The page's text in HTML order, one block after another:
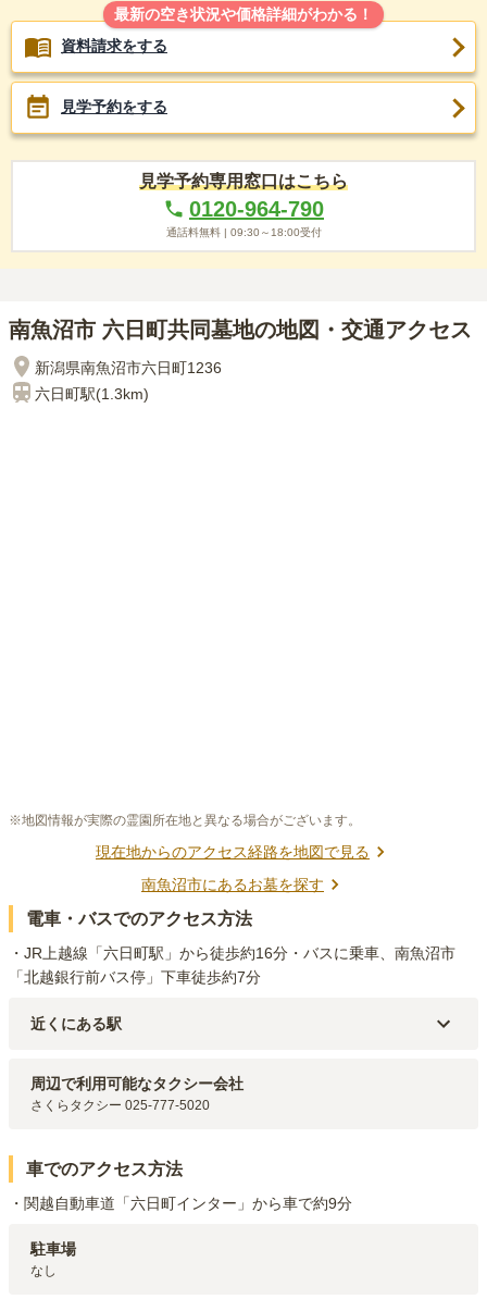
最新の空き状況や価格詳細がわかる！
資料請求をする
見学予約をする
見学予約専用窓口はこちら
0120-964-790
通話料無料 | 09:30～18:00受付
南魚沼市 六日町共同墓地の地図・交通アクセス
新潟県南魚沼市六日町1236
六日町駅(1.3km)
※地図情報が実際の霊園所在地と異なる場合がございます。
現在地からのアクセス経路を地図で見る
南魚沼市にあるお墓を探す
電車・バスでのアクセス方法
・JR上越線「六日町駅」から徒歩約16分・バスに乗車、南魚沼市
「北越銀行前バス停」下車徒歩約7分
近くにある駅
周辺で利用可能なタクシー会社
さくらタクシー 025-777-5020
車でのアクセス方法
・関越自動車道「六日町インター」から車で約9分
駐車場
なし